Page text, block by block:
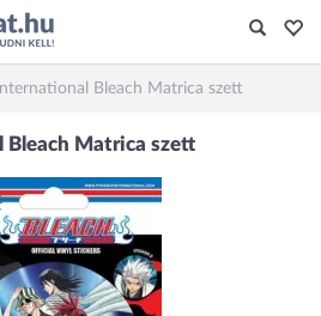
Bleach Matrica szett